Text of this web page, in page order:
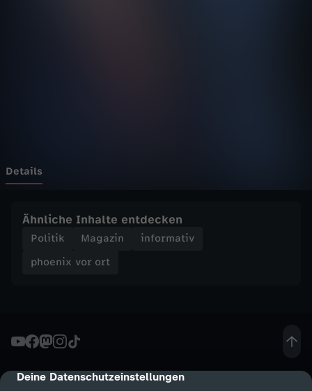
cmp-dialog-description
Deine Datenschutzeinstellungen
t
C
/
C
Details
Ähnliche Inhalte entdecken
Politik Magazin
informativ
phoenix vor ort